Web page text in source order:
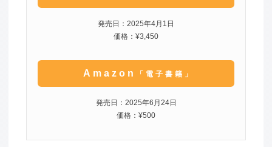
発売日：2025年4月1日
価格：¥3,450
Amazon 「電子書籍」
発売日：2025年6月24日
価格：¥500